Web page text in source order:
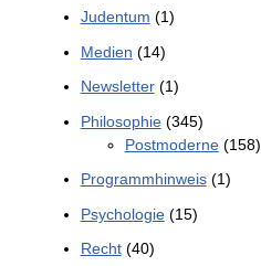
Judentum (1)
Medien (14)
Newsletter(1)
Philosophie(345)
Postmoderne(158)
Programmhinweis(1)
Psychologie(15)
Recht(40)